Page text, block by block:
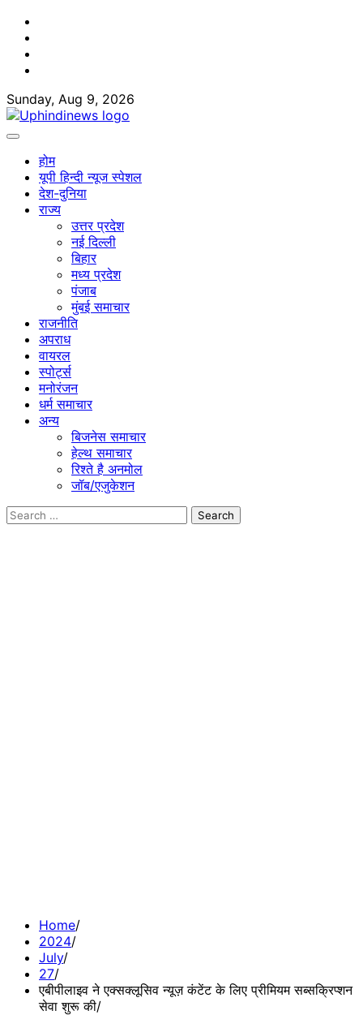
Skip
content
Sunday, Aug 9, 2026
होम
यूपी हिन्दी न्यूज स्पेशल
देश-दुनिया
राज्य
उत्तर प्रदेश
नई दिल्ली
बिहार
मध्य प्रदेश
पंजाब
मुंबई समाचार
राजनीति
अपराध
वायरल
स्पोर्ट्स
मनोरंजन
धर्म समाचार
अन्य
बिजनेस समाचार
हेल्थ समाचार
रिश्ते है अनमोल
जॉब/एजुकेशन
Search
Home
2024
July
27
एबीपीलाइव ने एक्सक्लूसिव न्यूज़ कंटेंट के लिए प्रीमियम सब्सक्रिप्शन
सेवा शुरू की